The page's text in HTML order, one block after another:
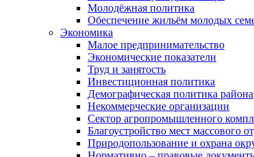
Молодёжная политика
Обеспечение жильём молодых
Экономика
Малое предпринимательство
Экономические показатели
Труд и занятость
Инвестиционная политика
Демографическая политика района
Некоммерческие организации
Сектор агропромышленного
Благоустройство мест
Природопользование и охрана